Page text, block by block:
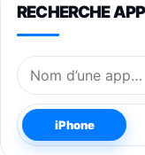
RECHERCHE
Nom de l’application
iPhone